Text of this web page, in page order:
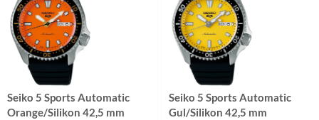
Seiko 5 Sports Automatic
Orange/Silikon 42,5 mm
Seiko 5 Sports Automatic
Gul/Silikon 42,5 mm